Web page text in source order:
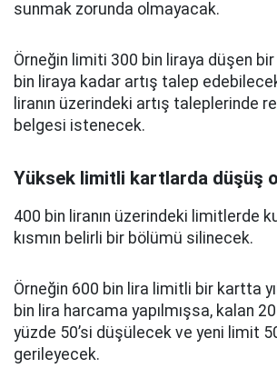
sunmak zorunda olmayacak.
Örneğin limiti 300 bin liraya düşen
bin liraya kadar artış talep
liranın üzerindeki artış taleplerinde
belgesi istenecek.
Yüksek limitli kartlarda düşüş
400 bin liranın üzerindeki limitlerde
kısmın belirli bir bölümü silinecek.
Örneğin 600 bin lira limitli bir kartta
bin lira harcama yapılmışsa, kalan
yüzde 50’si düşülecek ve yeni limit
gerileyecek.